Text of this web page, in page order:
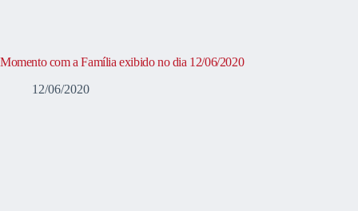
Momento com a Família exibido no dia 12/06/2020
12/06/2020